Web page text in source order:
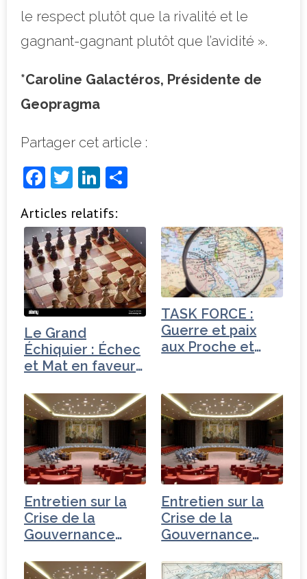
le respect plutôt que la rivalité et le
gagnant-gagnant plutôt que l’avidité ».
*Caroline Galactéros, Présidente de
Geopragma
Partager cet article :
F
c
e
b
o
o
k
T
it
t
e
r
Li
k
e
dI
n
ta
g
e
r
Articles relatifs:
Le Grand
Échiquier : Échec
et Mat en faveur
TASK FORCE :
Guerre et paix
aux Proche et
Entretien sur la
Crise de la
Gouvernance
Turquie
Entretien sur la
Crise de la
Gouvernance